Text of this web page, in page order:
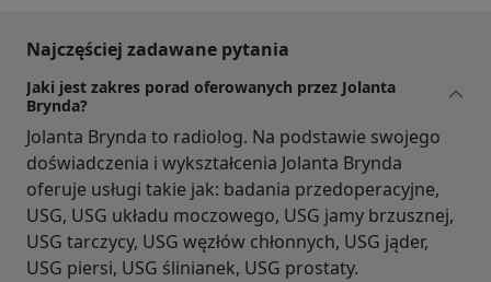
Najczęściej zadawane pytania
Jaki jest zakres porad oferowanych przez Jolanta
Brynda?
Jolanta Brynda to radiolog. Na podstawie swojego
doświadczenia i wykształcenia Jolanta Brynda
oferuje usługi takie jak: badania przedoperacyjne,
USG, USG układu moczowego, USG jamy brzusznej,
USG tarczycy, USG węzłów chłonnych, USG jąder,
USG piersi, USG ślinianek, USG prostaty.